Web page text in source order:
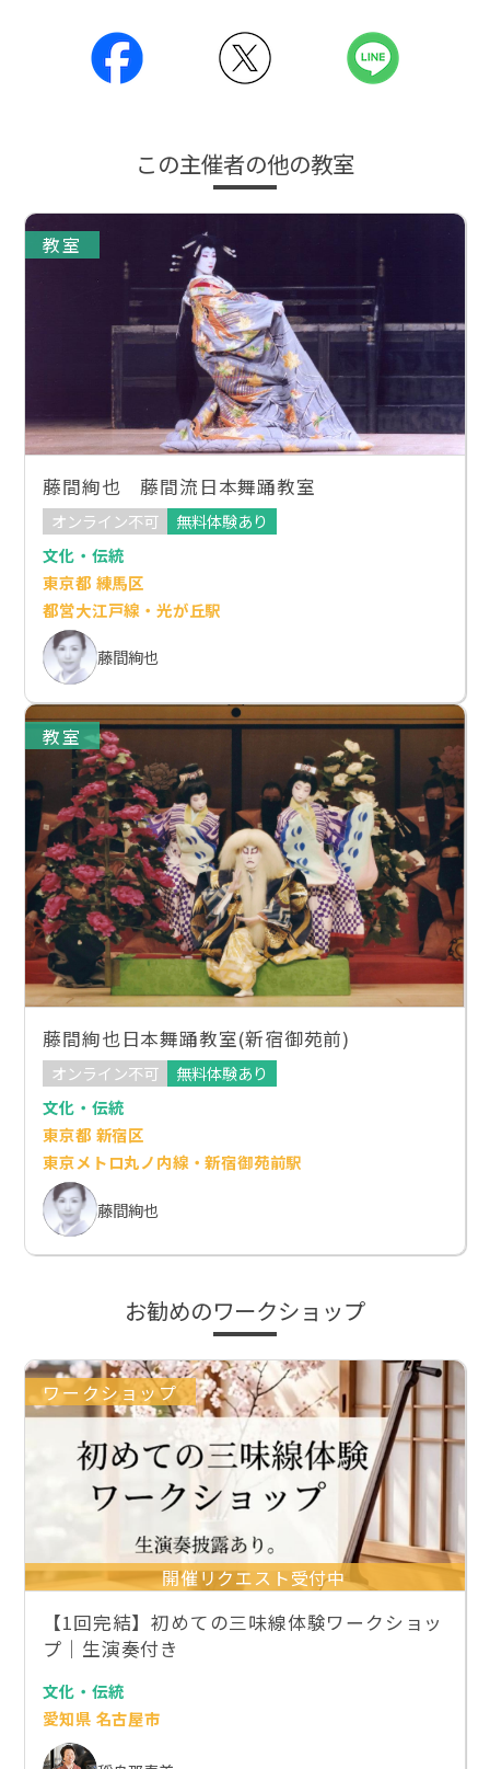
この主催者の他の教室
教室
藤間絢也 藤間流日本舞踊教室
オンライン不可
無料体験あり
文化・伝統
東京都 練馬区
都営大江戸線・光が丘駅
藤間絢也
教室
藤間絢也日本舞踊教室(新宿御苑前)
オンライン不可
無料体験あり
文化・伝統
東京都 新宿区
東京メトロ丸ノ内線・新宿御苑前駅
藤間絢也
お勧めのワークショップ
ワークショップ
開催リクエスト受付中
【1回完結】初めての三味線体験ワークショッ
プ｜生演奏付き
文化・伝統
愛知県 名古屋市